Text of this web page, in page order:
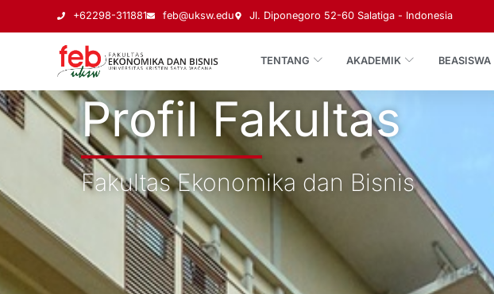
+62298-311881 feb@uksw.edu Jl. Diponegoro 52-60 Salatiga - Indonesia
TENTANG AKADEMIK BEASISWA
Profil Fakultas
Fakultas Ekonomika dan Bisnis